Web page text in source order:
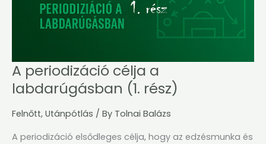
A periodizáció célja a
labdarúgásban (1. rész)
Felnőtt, Utánpótlás / By Tolnai Balázs
A periodizáció elsődleges célja, hogy az edzésmunka és